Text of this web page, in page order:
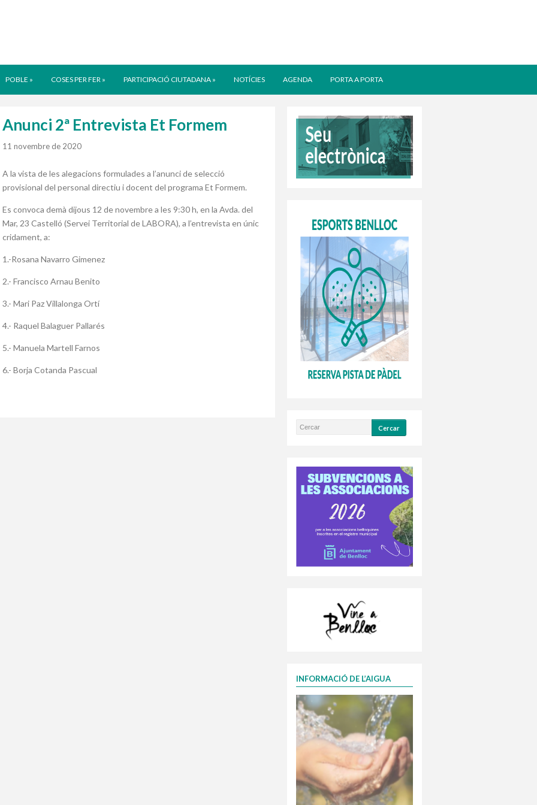
POBLE » COSES PER FER » PARTICIPACIÓ CIUTADANA » NOTÍCIES AGENDA PORTA A PORTA
Anunci 2ª Entrevista Et Formem
11 novembre de 2020
A la vista de les alegacions formulades a l’anunci de selecció
provisional del personal directiu i docent del programa Et Formem.
Es convoca demà dijous 12 de novembre a les 9:30 h, en la Avda. del
Mar, 23 Castelló (Servei Territorial de LABORA), a l’entrevista en únic
cridament, a:
1.-Rosana Navarro Gimenez
2.- Francisco Arnau Benito
3.- Mari Paz Villalonga Ortí
4.- Raquel Balaguer Pallarés
5.- Manuela Martell Farnos
6.- Borja Cotanda Pascual
INFORMACIÓ DE L’AIGUA